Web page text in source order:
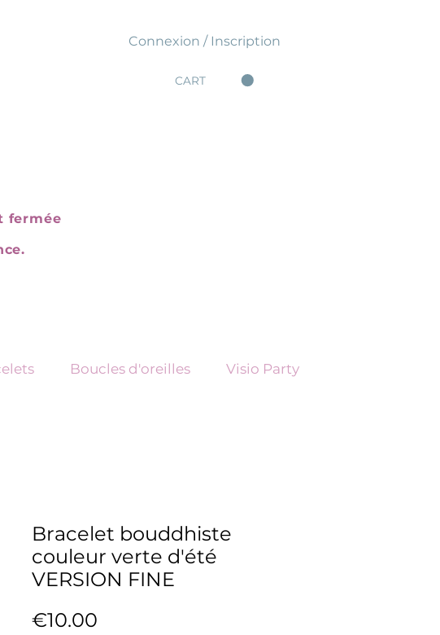
Connexion / Inscription
CART
fermée
Boucles d'oreilles Visio Party
Bracelet bouddhiste
couleur verte d'été
VERSION FINE
€10.00